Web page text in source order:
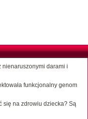
nienaruszonymi darami i
funkcjonalny genom
się na zdrowiu dziecka? Są